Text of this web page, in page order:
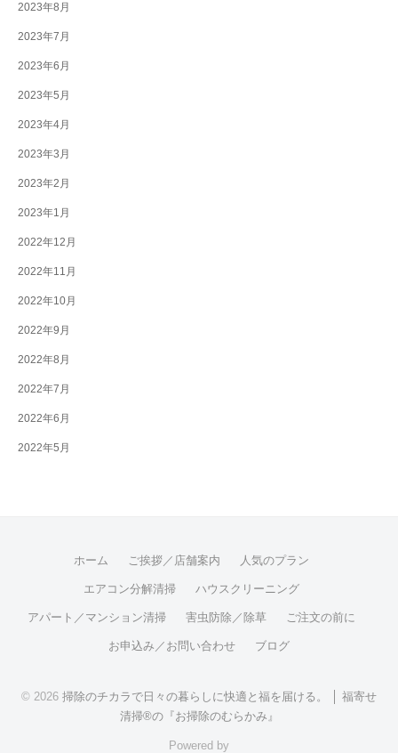
2023年8月
2023年7月
2023年6月
2023年5月
2023年4月
2023年3月
2023年2月
2023年1月
2022年12月
2022年11月
2022年10月
2022年9月
2022年8月
2022年7月
2022年6月
2022年5月
ホーム ご挨拶／店舗案内 人気のプラン
エアコン分解清掃 ハウスクリーニング
アパート／マンション清掃 害虫防除／除草 ご注文の前に
お申込み／お問い合わせ ブログ
© 2026 掃除のチカラで日々の暮らしに快適と福を届ける。 │ 福寄せ
清掃®の『お掃除のむらかみ』
Powered by